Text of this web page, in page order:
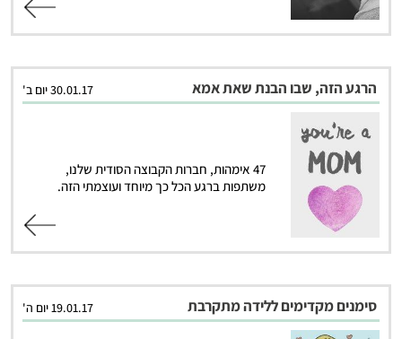
הרגע הזה, שבו הבנת שאת אמא 30.01.17 יום ב'
47 אימהות, חברות הקבוצה הסודית שלנו,
משתפות ברגע הכל כך מיוחד ועוצמתי הזה.
סימנים מקדימים ללידה מתקרבת 19.01.17 יום ה'